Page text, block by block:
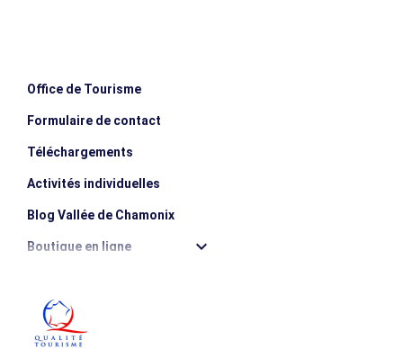
Office de Tourisme
Formulaire de contact
Téléchargements
Activités individuelles
Blog Vallée de Chamonix
Boutique en ligne
Les incontournables
Photothèque